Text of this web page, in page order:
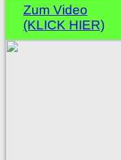
Zum Video
(KLICK HIER)